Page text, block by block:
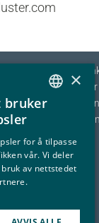
sikre tilvekst og
som opererer
vi etter at
og
NORWEGIAN
×
bruker
for å tilpasse
vår. Vi deler
av nettstedet